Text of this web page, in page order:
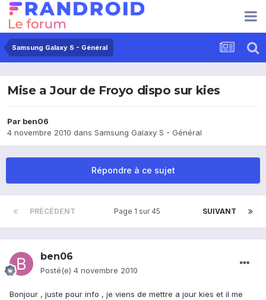
Samsung Galaxy S - Général
Mise a Jour de Froyo dispo sur kies
Par ben06
4 novembre 2010 dans Samsung Galaxy S - Général
Répondre à ce sujet
PRÉCÉDENT SUIVANT
Page 1 sur 45
ben06
Posté(e) 4 novembre 2010
Bonjour , juste pour info , je viens de mettre a jour kies et il me